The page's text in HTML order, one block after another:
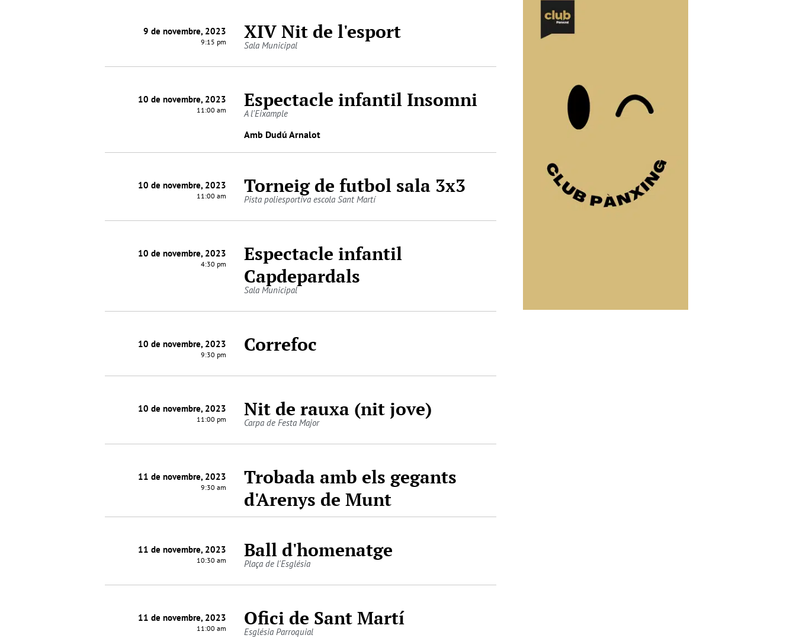
9 de novembre, 2023
9:15 pm XIV Nit de l'esport
Sala Municipal
10 de novembre, 2023
11:00 am Espectacle infantil Insomni
A l'Eixample
Amb Dudú Arnalot
10 de novembre, 2023
11:00 am Torneig de futbol sala 3x3
Pista poliesportiva escola Sant Martí
10 de novembre, 2023
4:30 pm
Espectacle infantil
Capdepardals
Sala Municipal
10 de novembre, 2023
9:30 pm Correfoc
10 de novembre, 2023
11:00 pm Nit de rauxa (nit jove)
Carpa de Festa Major
11 de novembre, 2023
9:30 am
Trobada amb els gegants
d'Arenys de Munt
11 de novembre, 2023
10:30 am Ball d'homenatge
Plaça de l'Església
11 de novembre, 2023
11:00 am Ofici de Sant Martí
Església Parroquial